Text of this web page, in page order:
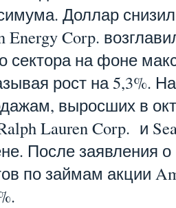
Доллар
Energy Corp.
сектора на фоне
рост на 5,3%.
выросших в
Lauren Corp. и
После заявления
по займам акции